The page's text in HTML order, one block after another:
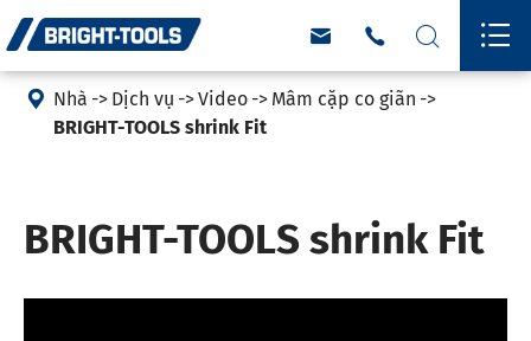
   
 Nhà Dịch vụ Video
Mâm cặp co giãn
BRIGHT-TOOLS shrink Fit
BRIGHT-TOOLS shrink Fit